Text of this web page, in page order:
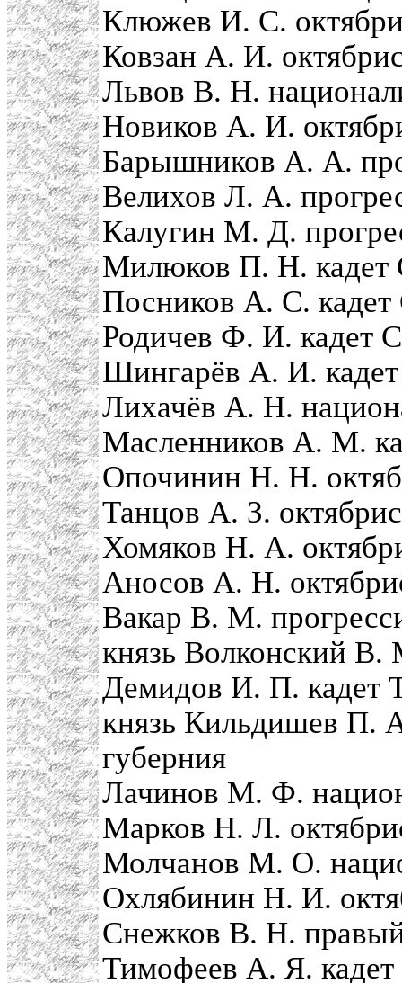
Клюжев И. С.
Ковзан А. И.
Львов В. Н.
Новиков А. И.
Барышников А. А.
Велихов Л. А.
Калугин М. Д.
Милюков П. Н. кадет
Посников А. С. кадет
Родичев Ф. И. кадет
Шингарёв А. И.
Лихачёв А. Н.
Масленников А. М.
Опочинин Н. Н.
Танцов А. З.
Хомяков Н. А.
Аносов А. Н.
Вакар В. М.
князь Волконский В.
Демидов И. П. кадет
князь Кильдишев П.
губерния
Лачинов М. Ф.
Марков Н. Л.
Молчанов М. О.
Охлябинин Н. И.
Снежков В. Н.
Тимофеев А. Я. кадет